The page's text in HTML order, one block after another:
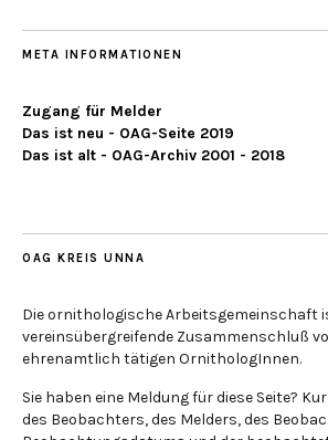
META INFORMATIONEN
Zugang für Melder
Das ist neu - OAG-Seite 2019
Das ist alt - OAG-Archiv 2001 - 2018
OAG KREIS UNNA
Die ornithologische Arbeitsgemeinschaft
vereinsübergreifende Zusammenschluß
ehrenamtlich tätigen OrnithologInnen.
Sie haben eine Meldung für diese Seite?
des Beobachters, des Melders, des